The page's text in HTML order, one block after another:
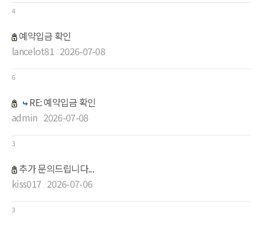
4
예약입금 확인
lancelot81 2026-07-08
6
RE: 예약입금 확인
admin 2026-07-08
3
추가 문의드립니다...
kiss017 2026-07-06
3